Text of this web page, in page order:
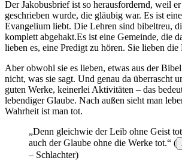
Der Jakobusbrief ist so herausfordernd, weil
geschrieben wurde, die gläubig war. Es ist
Evangelium liebt. Die Lehren sind bibeltreu,
komplett abgehakt.Es ist eine Gemeinde, die
lieben es, eine Predigt zu hören. Sie lieben die
Aber obwohl sie es lieben, etwas aus der
nicht, was sie sagt. Und genau da überrascht
guten Werke, keinerlei Aktivitäten – das
lebendiger Glaube. Nach außen sieht man
Wahrheit ist man tot.
„Denn gleichwie der Leib ohne Geist
auch der Glaube ohne die Werke tot.“ (
– Schlachter)